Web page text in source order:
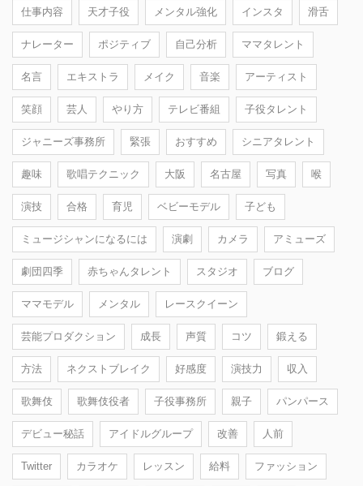
仕事内容 天才子役 メンタル強化 インスタ 滑舌
ナレーター ポジティブ 自己分析 ママタレント
名言 エキストラ メイク 音楽 アーティスト
笑顔 芸人 やり方 テレビ番組 子役タレント
ジャニーズ事務所 緊張 おすすめ シニアタレント
趣味 歌唱テクニック 大阪 名古屋 写真 喉
演技 合格 育児 ベビーモデル 子ども
ミュージシャンになるには 演劇 カメラ アミューズ
劇団四季 赤ちゃんタレント スタジオ ブログ
ママモデル メンタル レースクイーン
芸能プロダクション 成長 声質 コツ 鍛える
方法 ネクストブレイク 好感度 演技力 収入
歌舞伎 歌舞伎役者 子役事務所 親子 パンパース
デビュー秘話 アイドルグループ 改善 人前
Twitter カラオケ レッスン 給料 ファッション